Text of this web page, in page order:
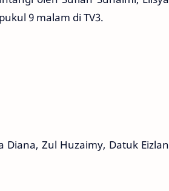
9 malam di TV3.
Diana, Zul Huzaimy, Datuk Eizlan